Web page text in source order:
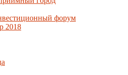
форум
2018